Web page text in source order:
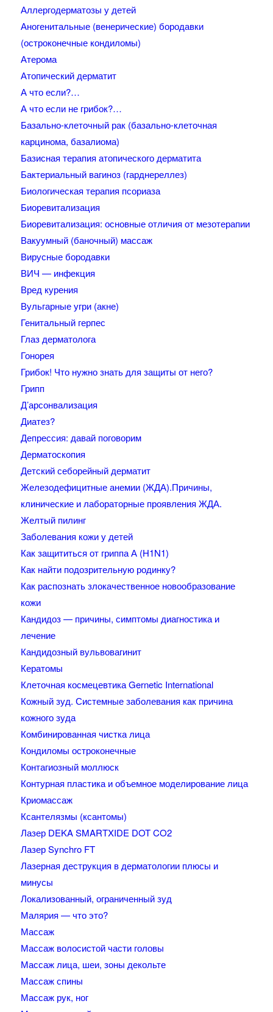
Аллергодерматозы у детей
Аногенитальные (венерические) бородавки
(остроконечные кондиломы)
Атерома
Атопический дерматит
А что если?…
А что если не грибок?…
Базально-клеточный рак (базально-клеточная
карцинома, базалиома)
Базисная терапия атопического дерматита
Бактериальный вагиноз (гарднереллез)
Биологическая терапия псориаза
Биоревитализация
Биоревитализация: основные отличия от мезотерапии
Вакуумный (баночный) массаж
Вирусные бородавки
ВИЧ — инфекция
Вред курения
Вульгарные угри (акне)
Генитальный герпес
Глаз дерматолога
Гонорея
Грибок! Что нужно знать для защиты от него?
Грипп
Д’арсонвализация
Диатез?
Депрессия: давай поговорим
Дерматоскопия
Детский себорейный дерматит
Железодефицитные анемии (ЖДА).Причины,
клинические и лабораторные проявления ЖДА.
Желтый пилинг
Заболевания кожи у детей
Как защититься от гриппа А (H1N1)
Как найти подозрительную родинку?
Как распознать злокачественное новообразование
кожи
Кандидоз — причины, симптомы диагностика и
лечение
Кандидозный вульвовагинит
Кератомы
Клеточная космецевтика Gernetic International
Кожный зуд. Системные заболевания как причина
кожного зуда
Комбинированная чистка лица
Кондиломы остроконечные
Контагиозный моллюск
Контурная пластика и объемное моделирование лица
Криомассаж
Ксантелязмы (ксантомы)
Лазер DEKA SMARTXIDE DOT CO2
Лазер Synchro FT
Лазерная деструкция в дерматологии плюсы и
минусы
Локализованный, ограниченный зуд
Малярия — что это?
Массаж
Массаж волосистой части головы
Массаж лица, шеи, зоны декольте
Массаж спины
Массаж рук, ног